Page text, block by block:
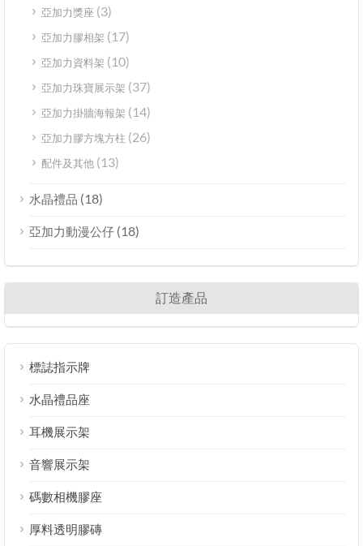
亞加力獎座 (3)
亞加力膠相架 (17)
亞加力資料架 (10)
亞加力珠寶展示架 (37)
亞加力掛牆海報架 (14)
亞加力膠方塊方柱 (26)
配件及其他 (13)
水晶禮品 (18)
亞加力動漫公仔 (18)
訂造產品
標誌指示牌
水晶禮品座
耳機展示架
音響展示架
碼數相機膠座
厚料透明膠磚